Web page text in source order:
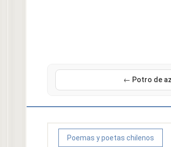
← Potro de
Poemas y poetas chilenos